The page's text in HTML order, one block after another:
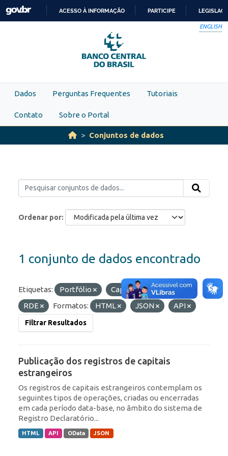
Skip to main content
PARA
O
CONTEÚDO
ACESSO À INFORMAÇÃO PARTICIPE
ENGLISH
Dados Perguntas Frequentes Tutoriais
Contato Sobre o Portal
Conjuntos de dados
Ordenar por
1 conjunto de dados encontrado
Etiquetas: Portfólio
Capitais Estrangeiros
RDE
Formatos: HTML JSON API
Filtrar Resultados
Publicação dos registros de capitais
estrangeiros
Os registros de capitais estrangeiros contemplam os
seguintes tipos de operações, criadas ou encerradas
em cada período data-base, no âmbito do sistema de
Registro Declaratório...
HTML API OData JSON